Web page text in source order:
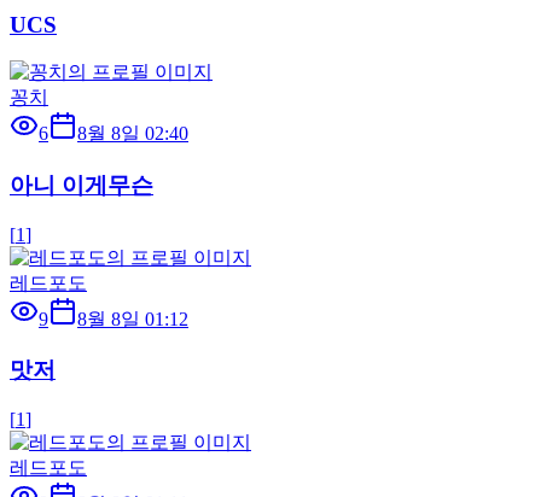
UCS
꽁치
6
8월 8일 02:40
아니 이게무슨
[1]
레드포도
9
8월 8일 01:12
맛저
[1]
레드포도